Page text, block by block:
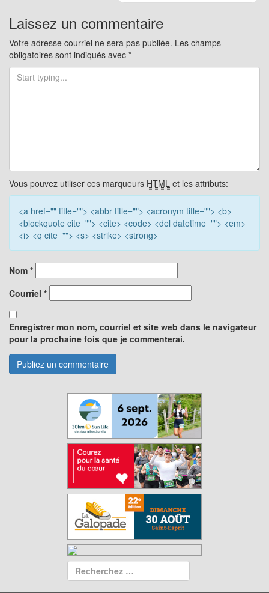
les
articles
Laissez un commentaire
Votre adresse courriel ne sera pas publiée. Les champs
obligatoires sont indiqués avec *
Vous pouvez utiliser ces marqueurs HTML et les attributs:
<a href="" title=""> <abbr title=""> <acronym title=""> <b>
<blockquote cite=""> <cite> <code> <del datetime=""> <em>
<i> <q cite=""> <s> <strike> <strong>
Nom *
Courriel *
Enregistrer mon nom, courriel et site web dans le navigateur
pour la prochaine fois que je commenterai.